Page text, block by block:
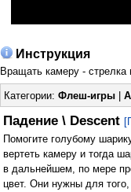
Инструкция
Вращать камеру - стрелка
Категории: Флеш-игры|
Падение \ Descent
Помогите голубому
вертеть камеру и тогда
в дальнейшем, по мере
цвет. Они нужны для